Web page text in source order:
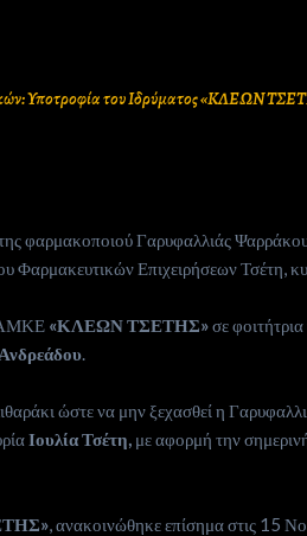
Υποτροφία του Ιδρύματος «ΚΛΕΩΝ
φαρμακοποιού Γαρυφαλλιάς
Φαρμακευτικών Επιχειρήσεων Τσέτη,
ΑΜΚΕ «ΚΛΕΩΝ ΤΣΕΤΗΣ»σε
.
ώστε να μην ξεχασθεί η
Ιουλία Τσέτη, με αφορμή την
, ανακοινώθηκε επίσημα στις 15